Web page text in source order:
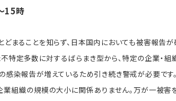
15時
まることを知らず、日本国内においても被害報告が
特定多数に対するばらまき型から、特定の企業・
感染報告が増えているため引き続き警戒が必要です。
組織の規模の大小に関係ありません。万が一被害